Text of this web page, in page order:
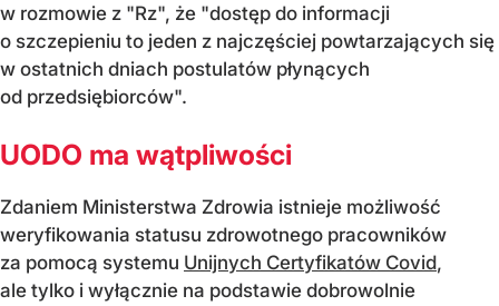
w rozmowie z "Rz", że "dostęp do informacji
o szczepieniu to jeden z najczęściej powtarzających się
w ostatnich dniach postulatów płynących
od przedsiębiorców".
UODO ma wątpliwości
Zdaniem Ministerstwa Zdrowia istnieje możliwość
weryfikowania statusu zdrowotnego pracowników
za pomocą systemu Unijnych Certyfikatów Covid,
ale tylko i wyłącznie na podstawie dobrowolnie